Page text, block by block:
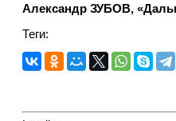
Александр ЗУБОВ,
Теги: